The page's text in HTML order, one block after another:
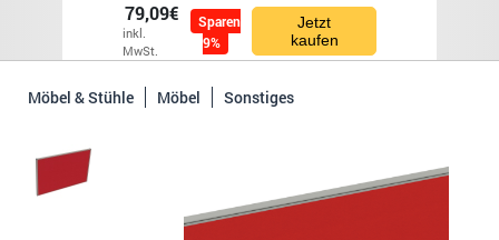
79,09€
inkl.
MwSt.
Sparen
9%
Jetzt
kaufen
Möbel & Stühle Möbel Sonstiges